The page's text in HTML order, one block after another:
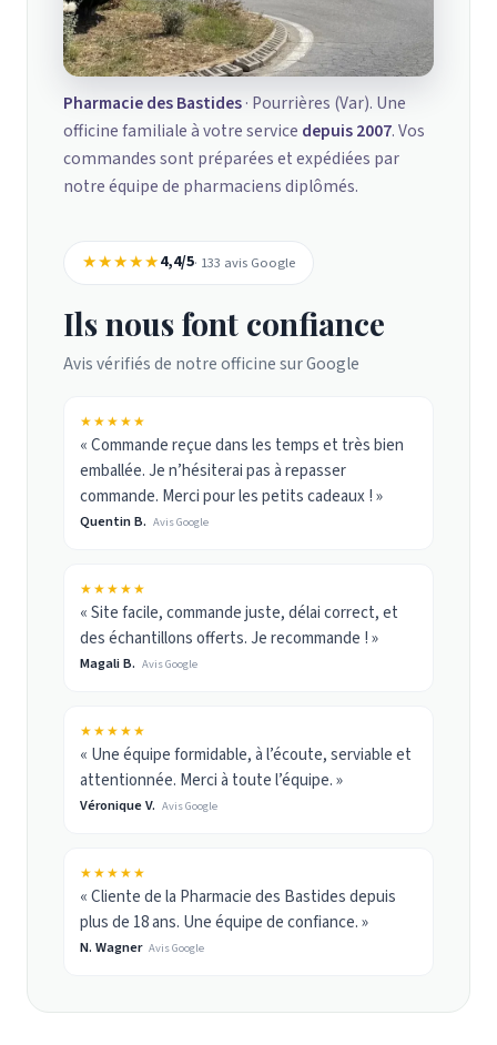
Pharmacie des Bastides· Pourrières (Var). Une
officine familiale à votre service depuis 2007. Vos
commandes sont préparées et expédiées par
notre équipe de pharmaciens diplômés.
★★★★★4,4/5· 133 avis Google
Ils nous font confiance
Avis vérifiés de notre officine sur Google
★★★★★
« Commande reçue dans les temps et très bien
emballée. Je n’hésiterai pas à repasser
commande. Merci pour les petits cadeaux ! »
Quentin B. Avis Google
★★★★★
« Site facile, commande juste, délai correct, et
des échantillons offerts. Je recommande ! »
Magali B. Avis Google
★★★★★
« Une équipe formidable, à l’écoute, serviable et
attentionnée. Merci à toute l’équipe. »
Véronique V. Avis Google
★★★★★
« Cliente de la Pharmacie des Bastides depuis
plus de 18 ans. Une équipe de confiance. »
N. Wagner Avis Google